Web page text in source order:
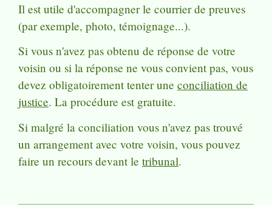
Il est utile d'accompagner le courrier de preuves
(par exemple, photo, témoignage...).
Si vous n'avez pas obtenu de réponse de votre
voisin ou si la réponse ne vous convient pas, vous
devez obligatoirement tenter une conciliation de
justice. La procédure est gratuite.
Si malgré la conciliation vous n'avez pas trouvé
un arrangement avec votre voisin, vous pouvez
faire un recours devant le tribunal.